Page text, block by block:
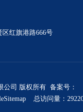
红旗港路666号
公司 版权所有 备案号：
总访问量：